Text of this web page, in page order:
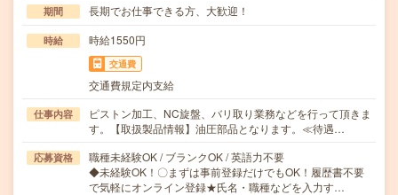
期間 長期でお仕事できる方、大歓迎！
時給 時給1550円
交通費
交通費規定内支給
仕事内容
ピストン加工、NC旋盤、バリ取り業務などを行って頂きま
す。【取扱製品情報】油圧部品となります。≪待遇…
応募資格
職種未経験OK / ブランクOK / 英語力不要
◆未経験OK！〇まずは事前登録だけでもOK！履歴書不要
で気軽にオンライン登録★氏名・職種などを入力す…